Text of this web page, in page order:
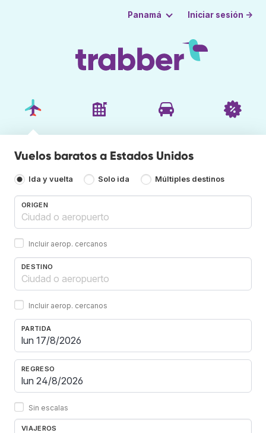
Panamá Iniciar sesión →
Vuelos baratos a Estados Unidos
Ida y vuelta Solo ida Múltiples destinos
ORIGEN
Incluir aerop. cercanos
DESTINO
Incluir aerop. cercanos
PARTIDA
REGRESO
Sin escalas
VIAJEROS